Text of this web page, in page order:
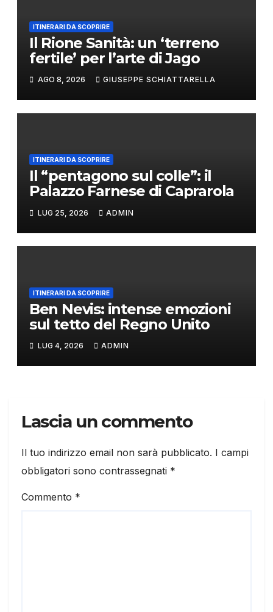
ITINERARI DA SCOPRIRE
Il Rione Sanità: un ‘terreno
fertile’ per l’arte di Jago
AGO 8, 2026 GIUSEPPE SCHIATTARELLA
ITINERARI DA SCOPRIRE
Il “pentagono sul colle”: il
Palazzo Farnese di Caprarola
LUG 25, 2026 ADMIN
ITINERARI DA SCOPRIRE
Ben Nevis: intense emozioni
sul tetto del Regno Unito
LUG 4, 2026 ADMIN
Lascia un commento
Il tuo indirizzo email non sarà pubblicato. I campi
obbligatori sono contrassegnati *
Commento *